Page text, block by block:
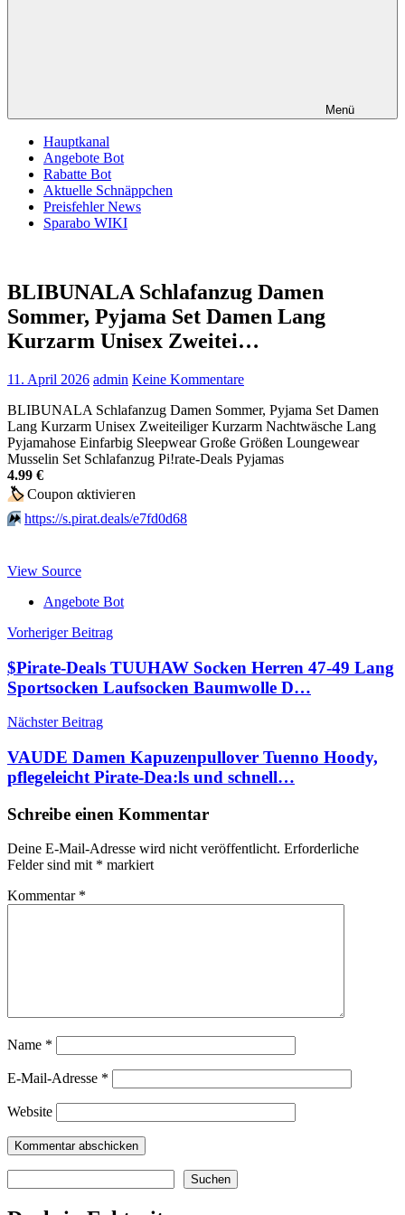
Menü
Hauptkanal
Angebote Bot
Rabatte Bot
Aktuelle Schnäppchen
Preisfehler News
Sparabo WIKI
BLIBUNALA Schlafanzug Damen
Sommer, Pyjama Set Damen Lang
Kurzarm Unisex Zweitei…
11. April 2026 admin Keine Kommentare
BLIBUNALA Schlafanzug Damen Sommer, Pyjama Set Damen
Lang Kurzarm Unisex Zweiteiliger Kurzarm Nachtwäsche Lang
Pyjamahose Einfarbig Sleepwear Große Größen Loungewear
Musselin Set Schlafanzug Pi!rate-Deals Pyjamas
4.99 €
🏷Сοuрοn αktiviегеn
⏩️ https://s.pirat.deals/e7fd0d68
View Source
Angebote Bot
Beitragsnavigation
Vorheriger Beitrag
$Pirate-Deals TUUHAW Socken Herren 47-49 Lang
Sportsocken Laufsocken Baumwolle D…
Nächster Beitrag
VAUDE Damen Kapuzenpullover Tuenno Hoody,
pflegeleicht Pirate-Dea:ls und schnell…
Schreibe einen Kommentar
Deine E-Mail-Adresse wird nicht veröffentlicht. Erforderliche
Felder sind mit * markiert
Kommentar *
Name *
E-Mail-Adresse *
Website
Suchen